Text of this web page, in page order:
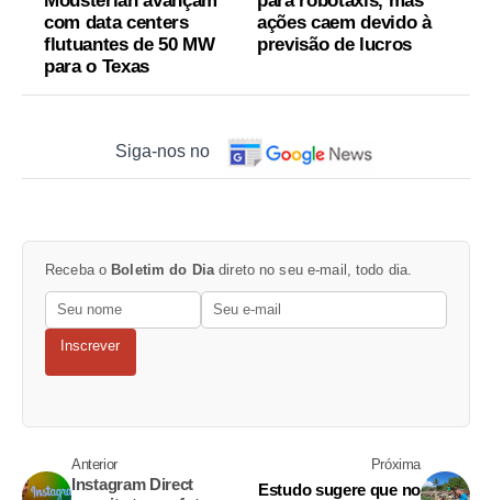
com data centers
flutuantes de 50 MW
para o Texas
ações caem devido à
previsão de lucros
Siga-nos no
Receba o Boletim do Diadireto no seu e-mail, todo dia.
Inscrever
Anterior
Instagram Direct
Próxima
Estudo sugere que no